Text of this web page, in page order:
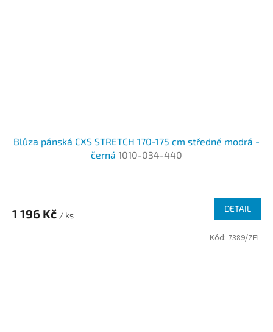
Blůza pánská CXS STRETCH 170-175 cm středně modrá -
černá 1010-034-440
1 196 Kč / ks
DETAIL
Kód: 7389/ZEL